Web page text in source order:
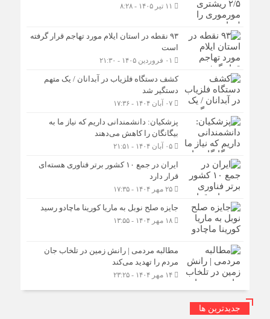
۹۳ نقطه در استان ایلام مورد تهاجم قرار گرفته
است
کشف دستگاه فلزیاب در آبدانان / یک متهم
دستگیر شد
۰۷ آبان ۱۴۰۴ - ۱۷:۳۶
پزشکیان: دانشمندانی داریم که نیاز ما به
بیگانگان را کاهش می‌دهند
۰۵ آبان ۱۴۰۴ - ۲۱:۵۱
ایران در جمع ۱۰ کشور برتر فناوری هسته‌ای
قرار دارد
۲۵ مهر ۱۴۰۴ - ۱۷:۳۵
جایزه صلح نوبل به ماریا کورینا ماچادو رسید
۱۸ مهر ۱۴۰۴ - ۱۳:۵۵
مطالبه مردمی | رانش زمین در تلخاب جان
مردم را تهدید می‌کند
۱۴ مهر ۱۴۰۴ - ۲۳:۲۵
جديدترين ها